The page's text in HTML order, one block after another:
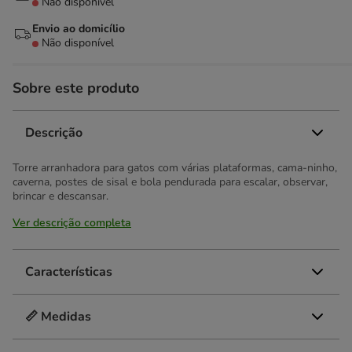
Envio ao domicílio
Não disponível
Sobre este produto
Descrição
Torre arranhadora para gatos com várias plataformas, cama-ninho,
caverna, postes de sisal e bola pendurada para escalar, observar,
brincar e descansar.
Ver descrição completa
Características
📏 Medidas